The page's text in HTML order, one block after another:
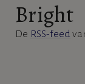
Bright
De RSS-feed